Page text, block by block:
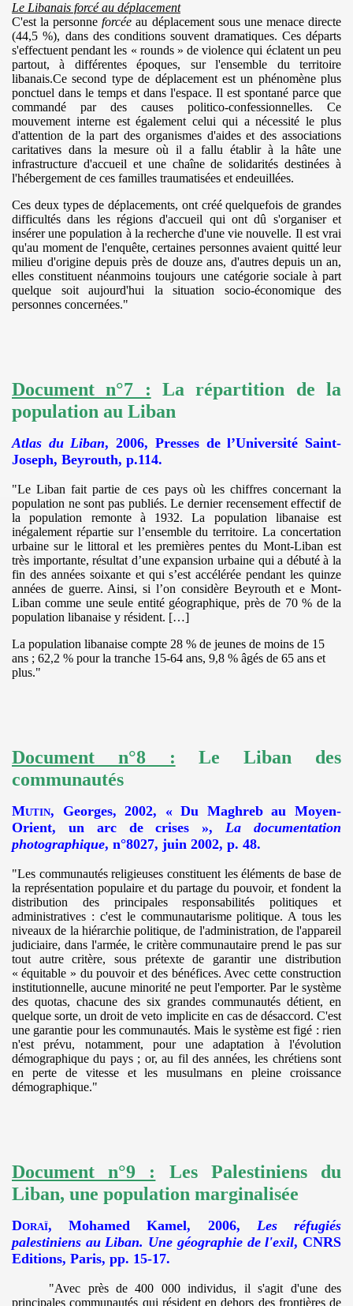
Le Libanais forcé au déplacement
C'est la personneforcée au déplacement sous une menace directe
(44,5 %), dans des conditions souvent dramatiques. Ces départs
s'effectuent pendant les « rounds » de violence qui éclatent un peu
partout, à différentes époques, sur l'ensemble du territoire
libanais.Ce second type de déplacement est un phénomène plus
ponctuel dans le temps et dans l'espace. Il est spontané parce que
commandé par des causes politico-confessionnelles. Ce
mouvement interne est également celui qui a nécessité le plus
d'attention de la part des organismes d'aides et des associations
caritatives dans la mesure où il a fallu établir à la hâte une
infrastructure d'accueil et une chaîne de solidarités destinées à
l'hébergement de ces familles traumatisées et endeuillées.
Ces deux types de déplacements, ont créé quelquefois de grandes
difficultés dans les régions d'accueil qui ont dû s'organiser et
insérer une population à la recherche d'une vie nouvelle. Il est vrai
qu'au moment de l'enquête, certaines personnes avaient quitté leur
milieu d'origine depuis près de douze ans, d'autres depuis un an,
elles constituent néanmoins toujours une catégorie sociale à part
quelque soit aujourd'hui la situation socio-économique des
personnes concernées."
Document n°7 : La répartition de la
population au Liban
Atlas du Liban, 2006, Presses de l’Université Saint-
Joseph, Beyrouth, p.114.
"Le Liban fait partie de ces pays où les chiffres concernant la
population ne sont pas publiés. Le dernier recensement effectif de
la population remonte à 1932. La population libanaise est
inégalement répartie sur l’ensemble du territoire. La concertation
urbaine sur le littoral et les premières pentes du Mont-Liban est
très importante, résultat d’une expansion urbaine qui a débuté à la
fin des années soixante et qui s’est accélérée pendant les quinze
années de guerre. Ainsi, si l’on considère Beyrouth et e Mont-
Liban comme une seule entité géographique, près de 70 % de la
population libanaise y résident. […]
La population libanaise compte 28 % de jeunes de moins de 15
ans ; 62,2 % pour la tranche 15-64 ans, 9,8 % âgés de 65 ans et
plus."
Document n°8 : Le Liban des
communautés
Mutin, Georges, 2002, « Du Maghreb au Moyen-
Orient, un arc de crises »,La documentation
photographique, n°8027, juin 2002, p. 48.
"Les communautés religieuses constituent les éléments de base de
la représentation populaire et du partage du pouvoir, et fondent la
distribution des principales responsabilités politiques et
administratives : c'est le communautarisme politique. A tous les
niveaux de la hiérarchie politique, de l'administration, de l'appareil
judiciaire, dans l'armée, le critère communautaire prend le pas sur
tout autre critère, sous prétexte de garantir une distribution
« équitable » du pouvoir et des bénéfices. Avec cette construction
institutionnelle, aucune minorité ne peut l'emporter. Par le système
des quotas, chacune des six grandes communautés détient, en
quelque sorte, un droit de veto implicite en cas de désaccord. C'est
une garantie pour les communautés. Mais le système est figé : rien
n'est prévu, notamment, pour une adaptation à l'évolution
démographique du pays ; or, au fil des années, les chrétiens sont
en perte de vitesse et les musulmans en pleine croissance
démographique."
Document n°9 : Les Palestiniens du
Liban, une population marginalisée
Doraï, Mohamed Kamel, 2006, Les réfugiés
palestiniens au Liban. Une géographie de l'exil, CNRS
Editions, Paris, pp. 15-17.
"Avec près de 400 000 individus, il s'agit d'une des
principales communautés qui résident en dehors des frontières de